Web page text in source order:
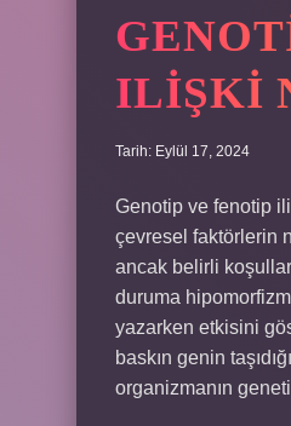
ILIŞKI
Tarih: Eylül 17, 2024
Genotip ve fenotip
çevresel faktörlerin
ancak belirli
duruma
yazarken etkisini
baskın genin
organizmanın